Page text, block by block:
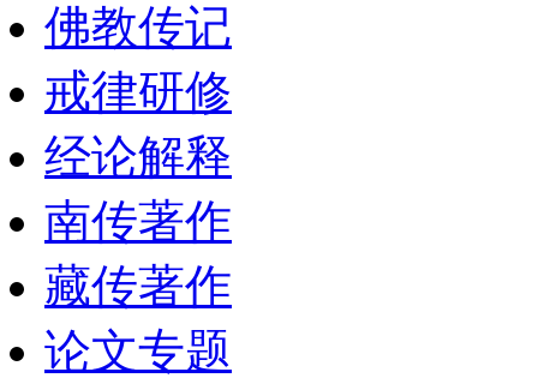
佛教传记
戒律研修
经论解释
南传著作
藏传著作
论文专题